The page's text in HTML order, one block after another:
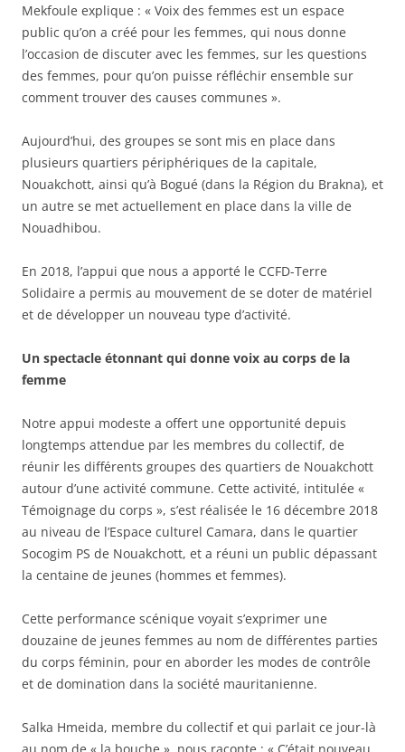
Mekfoule explique : « Voix des femmes est un espace
public qu’on a créé pour les femmes, qui nous donne
l’occasion de discuter avec les femmes, sur les questions
des femmes, pour qu’on puisse réfléchir ensemble sur
comment trouver des causes communes ».
Aujourd’hui, des groupes se sont mis en place dans
plusieurs quartiers périphériques de la capitale,
Nouakchott, ainsi qu’à Bogué (dans la Région du Brakna), et
un autre se met actuellement en place dans la ville de
Nouadhibou.
En 2018, l’appui que nous a apporté le CCFD-Terre
Solidaire a permis au mouvement de se doter de matériel
et de développer un nouveau type d’activité.
Un spectacle étonnant qui donne voix au corps de la
femme
Notre appui modeste a offert une opportunité depuis
longtemps attendue par les membres du collectif, de
réunir les différents groupes des quartiers de Nouakchott
autour d’une activité commune. Cette activité, intitulée «
Témoignage du corps », s’est réalisée le 16 décembre 2018
au niveau de l’Espace culturel Camara, dans le quartier
Socogim PS de Nouakchott, et a réuni un public dépassant
la centaine de jeunes (hommes et femmes).
Cette performance scénique voyait s’exprimer une
douzaine de jeunes femmes au nom de différentes parties
du corps féminin, pour en aborder les modes de contrôle
et de domination dans la société mauritanienne.
Salka Hmeida, membre du collectif et qui parlait ce jour-là